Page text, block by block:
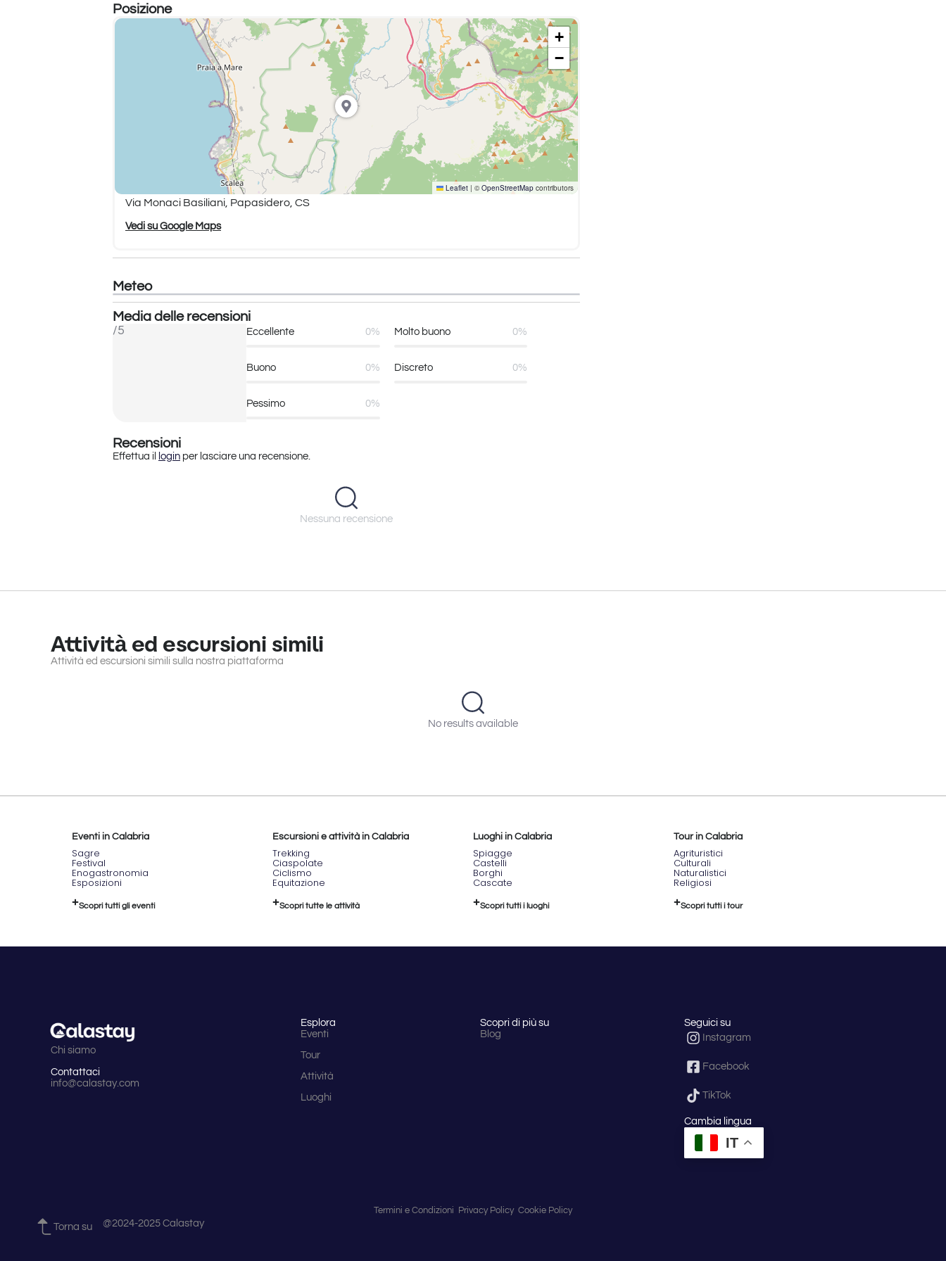
Non adatta a
superiore a 130 kg
Navetta dal campo base al punto di imbarco
Attrezzatura tecnica completa
Guida brevettata e canoista di sicurezza
Parcheggio interno, wifi, area picnic, bagni e docce
Costume da bagno
Scarpe comode che possano bagnarsi
Asciugamano e cambio vestiti
Punto di incontro: Campo base di Papasidero, Via Monaci Basiliani (CS).
Posizione
+
−
Leaflet | © OpenStreetMap contributors
Via Monaci Basiliani, Papasidero, CS
Vedi su Google Maps
Meteo
Media delle recensioni
/5 Eccellente 0% Molto buono 0%
Buono 0% Discreto 0%
Pessimo 0%
Recensioni
Effettua il login per lasciare una recensione.
Nessuna recensione
Attività ed escursioni simili
Attività ed escursioni simili sulla nostra piattaforma
No results available
Eventi in Calabria
Sagre
Festival
Enogastronomia
Esposizioni
Scopri tutti gli eventi
Escursioni e attività in Calabria
Trekking
Ciaspolate
Ciclismo
Equitazione
Scopri tutte le attività
Luoghi in Calabria
Spiagge
Castelli
Borghi
Cascate
Scopri tutti i luoghi
Tour in Calabria
Agrituristici
Culturali
Naturalistici
Religiosi
Scopri tutti i tour
Chi siamo
Contattaci
info@calastay.com
Esplora
Eventi
Tour
Attività
Luoghi
Scopri di più su
Blog
Seguici su
Instagram
Facebook
TikTok
Cambia lingua
IT
Termini e Condizioni Privacy Policy Cookie Policy
Torna su @2024-2025 Calastay